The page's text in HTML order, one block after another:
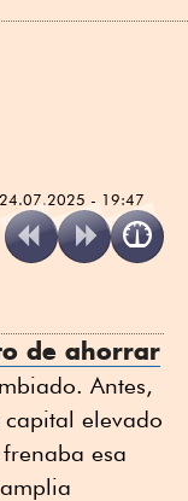
24.07.2025 - 19:47
de ahorrar
Antes,
elevado
esa